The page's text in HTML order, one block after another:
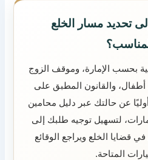
تحديد مسار الخلع
بحسب الإمارة، وموقف الزوج
والقانون المطبق على
عن حالتك عبر دليل محامين
لتسهيل توجيه طلبك إلى
الخلع ويراجع الوقائع
المتاحة.